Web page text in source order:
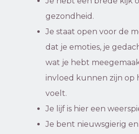
gezondheid.
Je staat open voor de
dat je emoties, je
wat je hebt
invloed kunnen zijn op
voelt.
Je lijf is hier een
Je bent nieuwsgierig